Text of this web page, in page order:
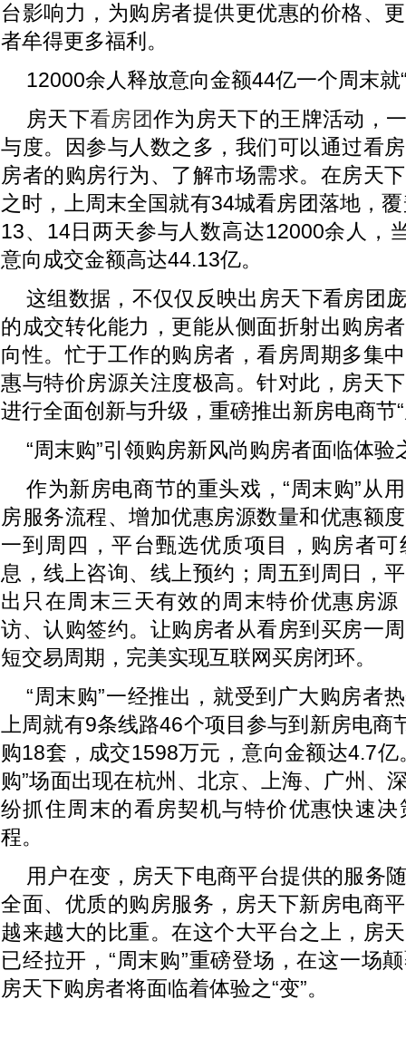
台影响力，为购房者提供更优惠的价格、
者牟得更多福利。
12000余人释放意向金额44亿一个周末就
房天下看房团作为房天下的王牌活动，
与度。因参与人数之多，我们可以通过看
房者的购房行为、了解市场需求。在房天
之时，上周末全国就有34城看房团落地，
13、14日两天参与人数高达12000余人，
意向成交金额高达44.13亿。
这组数据，不仅仅反映出房天下看房团
的成交转化能力，更能从侧面折射出购房
向性。忙于工作的购房者，看房周期多集
惠与特价房源关注度极高。针对此，房天
进行全面创新与升级，重磅推出新房电商节
“周末购”引领购房新风尚购房者面临体验
作为新房电商节的重头戏，“周末购”从
房服务流程、增加优惠房源数量和优惠额
一到周四，平台甄选优质项目，购房者
息，线上咨询、线上预约；周五到周日，
出只在周末三天有效的周末特价优惠房
访、认购签约。让购房者从看房到买房一
短交易周期，完美实现互联网买房闭环。
“周末购”一经推出，就受到广大购房者
上周就有9条线路46个项目参与到新房电商
购18套，成交1598万元，意向金额达4.7亿
购”场面出现在杭州、北京、上海、广州、
纷抓住周末的看房契机与特价优惠快速
程。
用户在变，房天下电商平台提供的服务
全面、优质的购房服务，房天下新房电商
越来越大的比重。在这个大平台之上，房
已经拉开，“周末购”重磅登场，在这一场
房天下购房者将面临着体验之“变”。